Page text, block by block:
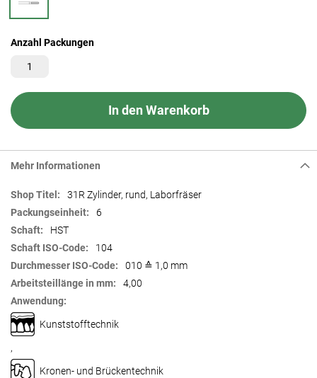
Anzahl Packungen
In den Warenkorb
Mehr Informationen
Mehr
Informationen
31R Zylinder, rund, Laborfräser
6
HST
104
010 ≙ 1,0 mm
4,00
Kunststofftechnik
,
Kronen- und Brückentechnik